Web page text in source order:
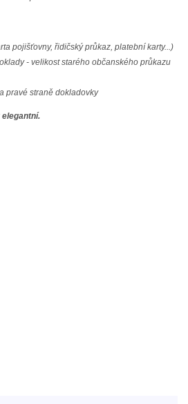
pojišťovny, řidičský průkaz, platební karty...)
- velikost starého občanského průkazu
pravé straně dokladovky